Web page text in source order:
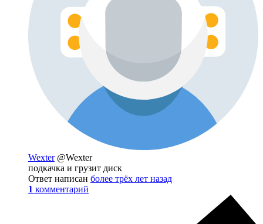
Wexter @Wexter
подкачка и грузит диск
Ответ написан более трёх лет назад
1 комментарий